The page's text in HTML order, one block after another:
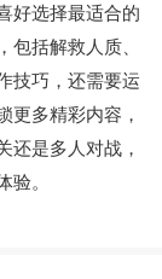
好选择最适合的
括解救人质、
技巧，还需要运
更多精彩内容，
还是多人对战，
验。